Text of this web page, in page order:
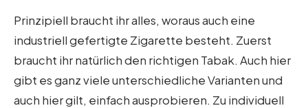
Prinzipiell braucht ihr alles, woraus auch eine
industriell gefertigte Zigarette besteht. Zuerst
braucht ihr natürlich den richtigen Tabak. Auch hier
gibt es ganz viele unterschiedliche Varianten und
auch hier gilt, einfach ausprobieren. Zu individuell